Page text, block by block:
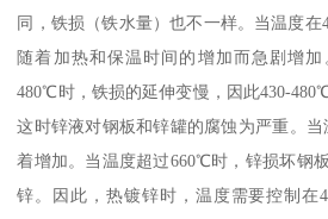
同，铁损（铁水量）也不一样。当温度在
随着加热和保温时间的增加而急剧增
480℃时，铁损的延伸变慢，因此430-
这时锌液对钢板和锌罐的腐蚀为严重。
着增加。当温度超过660℃时，锌损坏钢
锌。因此，热镀锌时，温度需要控制在